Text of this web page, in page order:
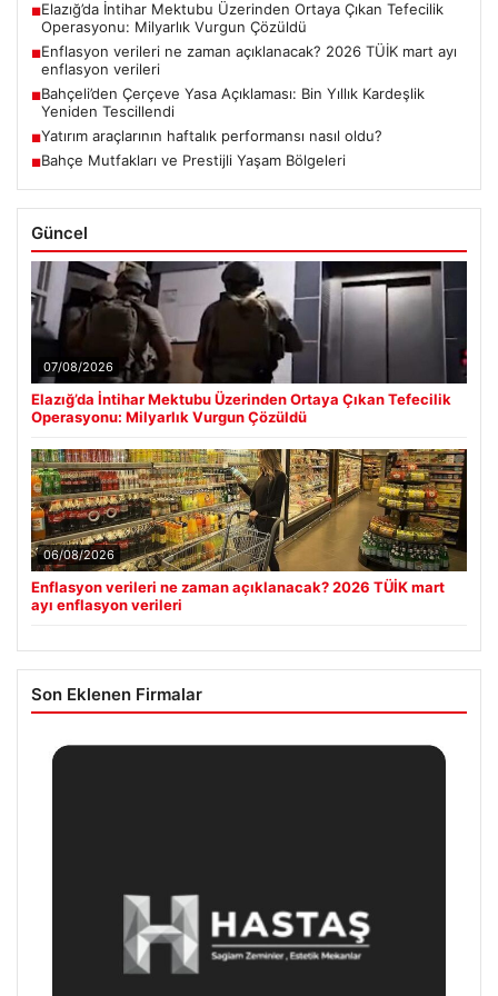
■Elazığ’da İntihar Mektubu Üzerinden Ortaya Çıkan Tefecilik
Operasyonu: Milyarlık Vurgun Çözüldü
■Enflasyon verileri ne zaman açıklanacak? 2026 TÜİK mart ayı
enflasyon verileri
■Bahçeli’den Çerçeve Yasa Açıklaması: Bin Yıllık Kardeşlik
Yeniden Tescillendi
■Yatırım araçlarının haftalık performansı nasıl oldu?
■Bahçe Mutfakları ve Prestijli Yaşam Bölgeleri
Güncel
07/08/2026
Elazığ’da İntihar Mektubu Üzerinden Ortaya Çıkan Tefecilik
Operasyonu: Milyarlık Vurgun Çözüldü
06/08/2026
Enflasyon verileri ne zaman açıklanacak? 2026 TÜİK mart
ayı enflasyon verileri
Son Eklenen Firmalar